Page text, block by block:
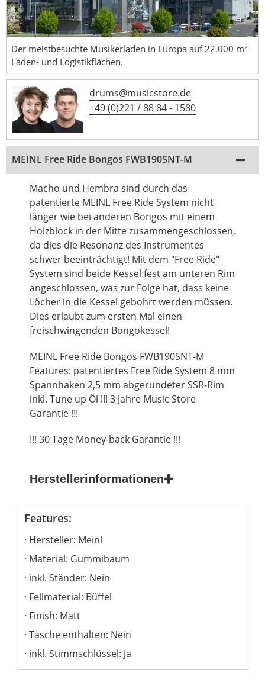
Der meistbesuchte Musikerladen in Europa auf 22.000 m²
Laden- und Logistikflächen.
drums@musicstore.de
+49 (0)221 / 88 84 - 1580
MEINL Free Ride Bongos FWB190SNT-M
Macho und Hembra sind durch das
patentierte MEINL Free Ride System nicht
länger wie bei anderen Bongos mit einem
Holzblock in der Mitte zusammengeschlossen,
da dies die Resonanz des Instrumentes
schwer beeinträchtigt! Mit dem "Free Ride"
System sind beide Kessel fest am unteren Rim
angeschlossen, was zur Folge hat, dass keine
Löcher in die Kessel gebohrt werden müssen.
Dies erlaubt zum ersten Mal einen
freischwingenden Bongokessel!
MEINL Free Ride Bongos FWB190SNT-M
Features: patentiertes Free Ride System 8 mm
Spannhaken 2,5 mm abgerundeter SSR-Rim
inkl. Tune up Öl !!! 3 Jahre Music Store
Garantie !!!
!!! 30 Tage Money-back Garantie !!!
Herstellerinformationen
Features:
Hersteller: Meinl
Material: Gummibaum
inkl. Ständer: Nein
Fellmaterial: Büffel
Finish: Matt
Tasche enthalten: Nein
inkl. Stimmschlüssel: Ja